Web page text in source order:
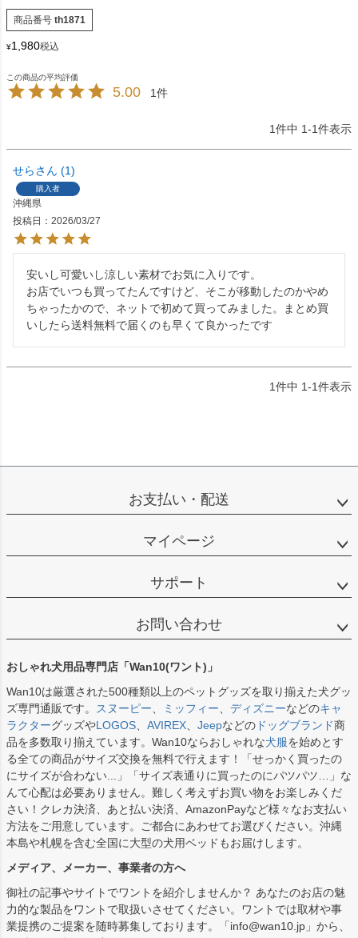
商品番号 th1871
¥1,980税込
5.00 1
1件中 1-1件表示
せら 1
購入者
沖縄県
投稿日
2026/03/27
安いし可愛いし涼しい素材でお気に入りです。
お店でいつも買ってたんですけど、そこが移動したのかやめ
ちゃったかので、ネットで初めて買ってみました。まとめ買
いしたら送料無料で届くのも早くて良かったです
1件中 1-1件表示
お支払い・配送
マイページ
サポート
お問い合わせ
おしゃれ犬用品専門店「Wan10(ワント)」
Wan10は厳選された500種類以上のペットグッズを取り揃えた犬グッ
ズ専門通販です。
スヌーピー ミッフィー ディズニーなどのキャ
ラクターグッズやLOGOS AVIREX Jeepなどの ドッグブランド商
品を多数取り揃えています。Wan10ならおしゃれな犬服を始めとす
る全ての商品がサイズ交換を無料で行えます！「せっかく買ったの
にサイズが合わない...」「サイズ表通りに買ったのにパツパツ…」な
んて心配は必要ありません。難しく考えずお買い物をお楽しみくだ
さい！クレカ決済、あと払い決済、AmazonPayなど様々なお支払い
方法をご用意しています。ご都合にあわせてお選びください。沖縄
本島や札幌を含む全国に大型の犬用ベッドもお届けします。
メディア、メーカー、事業者の方へ
御社の記事やサイトでワントを紹介しませんか？ あなたのお店の魅
力的な製品をワントで取扱いさせてください。ワントでは取材や事
業提携のご提案を随時募集しております。「info@wan10.jp」から、